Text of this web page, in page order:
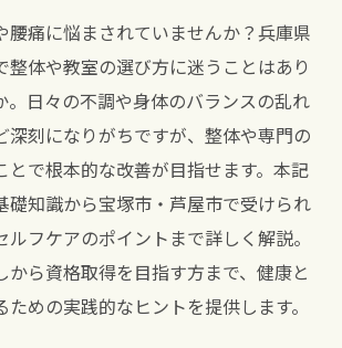
腰痛に悩まされていませんか？兵庫県
整体や教室の選び方に迷うことはあり
。日々の不調や身体のバランスの乱れ
深刻になりがちですが、整体や専門の
とで根本的な改善が目指せます。本記
礎知識から宝塚市・芦屋市で受けられ
ルフケアのポイントまで詳しく解説。
から資格取得を目指す方まで、健康と
めの実践的なヒントを提供します。